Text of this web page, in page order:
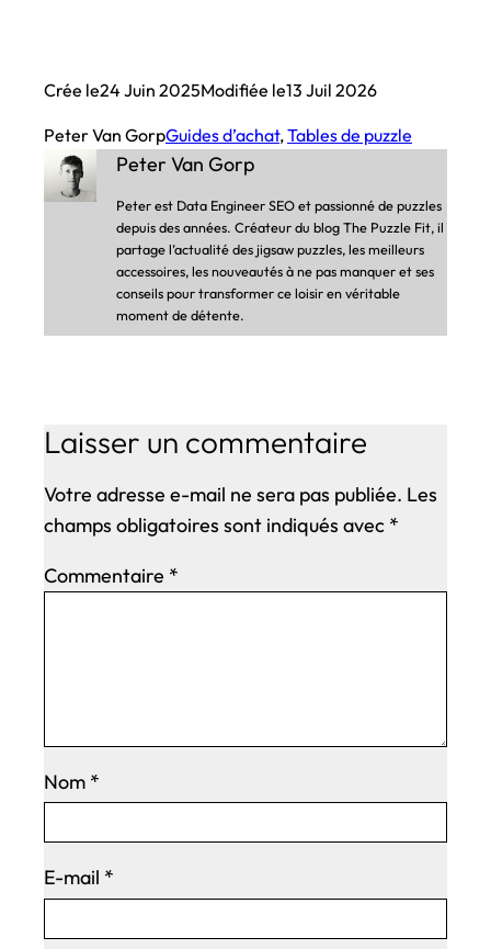
Crée le24 Juin 2025Modifiée le13 Juil 2026
Peter Van GorpGuides d’achat, Tables de puzzle
Peter Van Gorp
Peter est Data Engineer SEO et passionné de puzzles
depuis des années. Créateur du blog The Puzzle Fit, il
partage l’actualité des jigsaw puzzles, les meilleurs
accessoires, les nouveautés à ne pas manquer et ses
conseils pour transformer ce loisir en véritable
moment de détente.
Laisser un commentaire
Votre adresse e-mail ne sera pas publiée. Les
champs obligatoires sont indiqués avec *
Commentaire *
Nom *
E-mail *